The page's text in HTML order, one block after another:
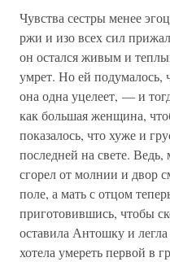
Чувства сестры менее
ржи и изо всех сил
он остался живым и
умрет. Но ей подумалось,
она одна уцелеет, — и
как большая женщина,
показалось, что хуже и
последней на свете.
сгорел от молнии и двор
поле, а мать с отцом
приготовившись, чтобы
оставила Антошку и
хотела умереть первой в